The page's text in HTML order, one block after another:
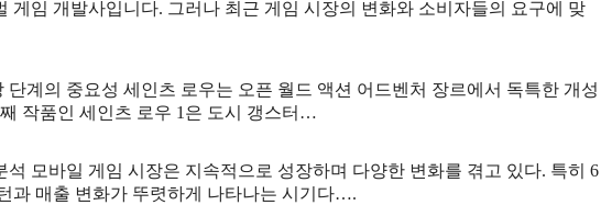
게임 개발사입니다. 그러나 최근 게임 시장의 변화와 소비자들의 요구에 맞
계의 중요성 세인츠 로우는 오픈 월드 액션 어드벤처 장르에서 독특한 개성
작품인 세인츠 로우 1은 도시 갱스터…
모바일 게임 시장은 지속적으로 성장하며 다양한 변화를 겪고 있다. 특히 6
과 매출 변화가 뚜렷하게 나타나는 시기다….